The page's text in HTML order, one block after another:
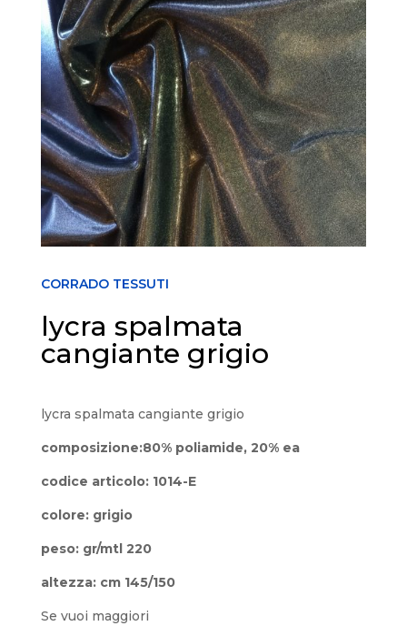
CORRADO TESSUTI
lycra spalmata
cangiante grigio
lycra spalmata cangiante grigio
composizione:80% poliamide, 20% ea
codice articolo: 1014-E
colore: grigio
peso: gr/mtl 220
altezza: cm 145/150
Se vuoi maggiori